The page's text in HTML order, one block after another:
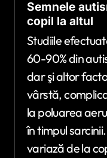
Semnele
copil la altul
Studiile
60-90% din
dar şi altor
vârstă,
la poluarea
în timpul
variază de la